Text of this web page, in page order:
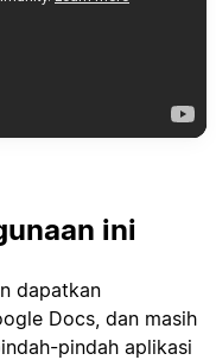
ini
dapatkan
Docs, dan masih
pindah aplikasi